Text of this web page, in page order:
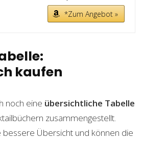
*Zum Angebot »
kaufen
noch eine übersichtliche Tabelle
zusammengestellt.
bessere Übersicht und können die